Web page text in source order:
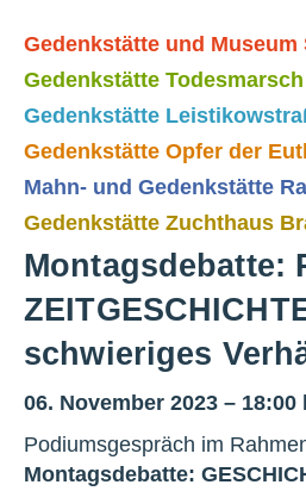
Gedenkstätte und Museum
Gedenkstätte
Gedenkstätte
Gedenkstätte Opfer der
Mahn- und Gedenkstätte
Gedenkstätte Zuchthaus
Montagsdebatte:
schwieriges
06. November 2023 – 18:00
Podiumsgespräch im
Montagsdebatte: